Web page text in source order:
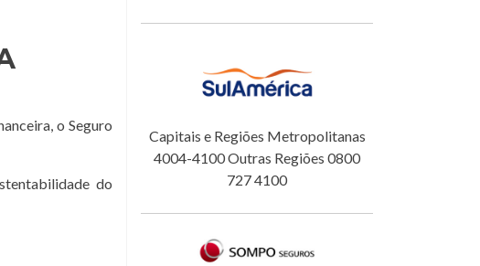
o Seguro
do
Capitais e Regiões Metropolitanas
4004-4100 Outras Regiões 0800
727 4100